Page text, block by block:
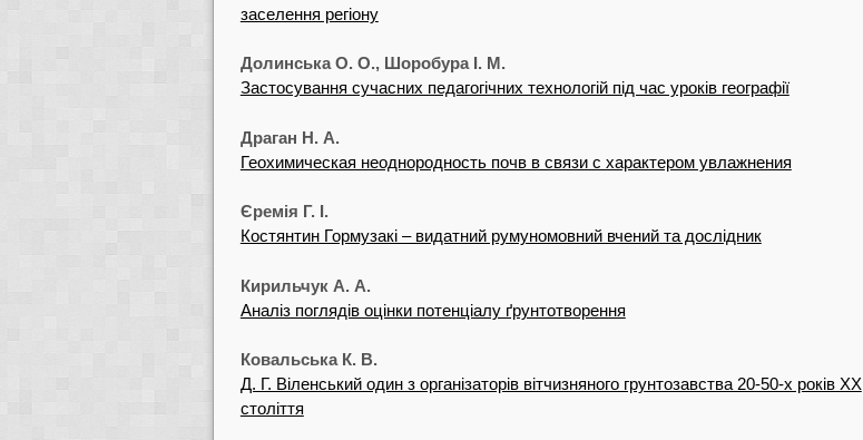
заселення регіону
Долинська О. О., Шоробура І. М.
Застосування сучасних педагогічних технологій під час уроків географії
Драган Н. А.
Геохимическая неоднородность почв в связи с характером увлажнения
Єремія Г. І.
Костянтин Гормузакі – видатний румуномовний вчений та дослідник
Кирильчук А. А.
Аналіз поглядів оцінки потенціалу ґрунтотворення
Ковальська К. В.
Д. Г. Віленський один з організаторів вітчизняного грунтозавства 20-50-х років ХХ
століття